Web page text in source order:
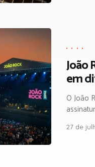
João
em
O João
27 de